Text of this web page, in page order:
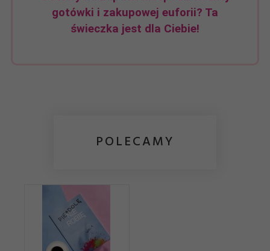
gotówki i zakupowej euforii? Ta
świeczka jest dla Ciebie!
POLECAMY